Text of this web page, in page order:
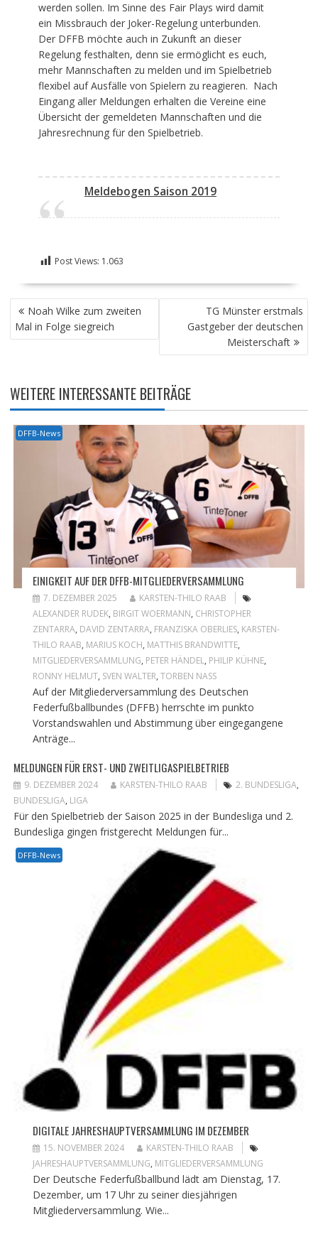
werden sollen. Im Sinne des Fair Plays wird damit
ein Missbrauch der Joker-Regelung unterbunden.
Der DFFB möchte auch in Zukunft an dieser
Regelung festhalten, denn sie ermöglicht es euch,
mehr Mannschaften zu melden und im Spielbetrieb
flexibel auf Ausfälle von Spielern zu reagieren. Nach
Eingang aller Meldungen erhalten die Vereine eine
Übersicht der gemeldeten Mannschaften und die
Jahresrechnung für den Spielbetrieb.
Meldebogen Saison 2019
Post Views: 1.063
BEITRAGSNAVIGATION
Noah Wilke zum zweiten
Mal in Folge siegreich
TG Münster erstmals
Gastgeber der deutschen
Meisterschaft
WEITERE INTERESSANTE BEITRÄGE
DFFB-News
EINIGKEIT AUF DER DFFB-MITGLIEDERVERSAMMLUNG
7. DEZEMBER 2025
KARSTEN-THILO RAAB
ALEXANDER RUDEK, BIRGIT WOERMANN, CHRISTOPHER
ZENTARRA, DAVID ZENTARRA, FRANZISKA OBERLIES, KARSTEN-
THILO RAAB, MARIUS KOCH, MATTHIS BRANDWITTE,
MITGLIEDERVERSAMMLUNG, PETER HÄNDEL, PHILIP KÜHNE,
RONNY HELMUT, SVEN WALTER, TORBEN NASS
Auf der Mitgliederversammlung des Deutschen
Federfußballbundes (DFFB) herrschte im punkto
Vorstandswahlen und Abstimmung über eingegangene
Anträge...
MELDUNGEN FÜR ERST- UND ZWEITLIGASPIELBETRIEB
9. DEZEMBER 2024 KARSTEN-THILO RAAB 2. BUNDESLIGA,
BUNDESLIGA, LIGA
Für den Spielbetrieb der Saison 2025 in der Bundesliga und 2.
Bundesliga gingen fristgerecht Meldungen für...
DFFB-News
DIGITALE JAHRESHAUPTVERSAMMLUNG IM DEZEMBER
15. NOVEMBER 2024
KARSTEN-THILO RAAB
JAHRESHAUPTVERSAMMLUNG, MITGLIEDERVERSAMMLUNG
Der Deutsche Federfußballbund lädt am Dienstag, 17.
Dezember, um 17 Uhr zu seiner diesjährigen
Mitgliederversammlung. Wie...